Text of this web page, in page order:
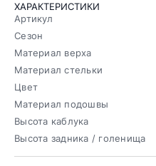
ХАРАКТЕРИСТИКИ
Артикул
Сезон
Материал верха
Материал стельки
Цвет
Материал подошвы
Высота каблука
Высота задника / голенища